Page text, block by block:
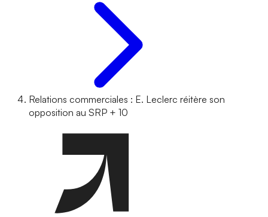
Relations commerciales : E. Leclerc réitère son
opposition au SRP + 10